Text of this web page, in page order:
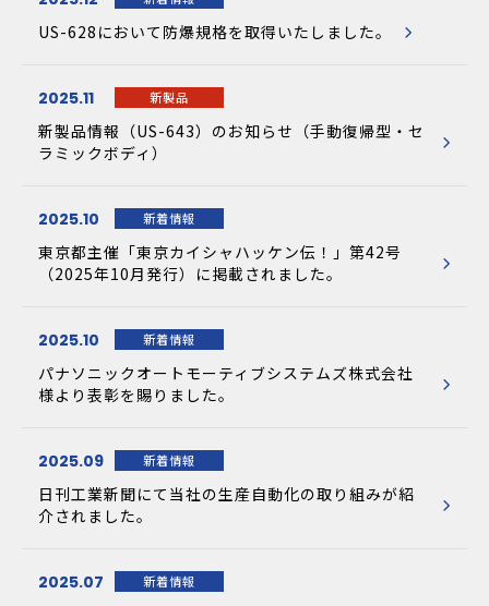
US-628において防爆規格を取得いたしました。
新製品情報（US-643）のお知らせ（手動復帰型・セ
ラミックボディ）
新製品
2025.11
東京都主催「東京カイシャハッケン伝！」第42号
（2025年10月発行）に掲載されました。
新着情報
2025.10
パナソニックオートモーティブシステムズ株式会社
様より表彰を賜りました。
新着情報
2025.10
日刊工業新聞にて当社の生産自動化の取り組みが紹
介されました。
新着情報
2025.09
新着情報
2025.07